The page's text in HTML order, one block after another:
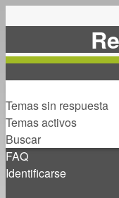
Temas sin respuesta
Temas activos
Buscar
FAQ
Identificarse